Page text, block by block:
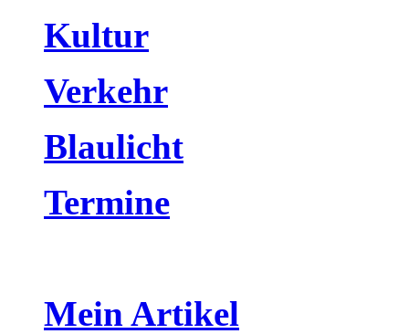
Kultur
Verkehr
Blaulicht
Termine
Mein Artikel